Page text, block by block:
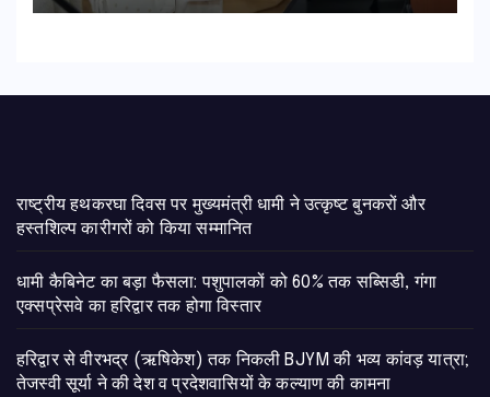
राष्ट्रीय हथकरघा दिवस पर मुख्यमंत्री धामी ने उत्कृष्ट बुनकरों और
हस्तशिल्प कारीगरों को किया सम्मानित
​धामी कैबिनेट का बड़ा फैसला: पशुपालकों को 60% तक सब्सिडी, गंगा
एक्सप्रेसवे का हरिद्वार तक होगा विस्तार
​हरिद्वार से वीरभद्र (ऋषिकेश) तक निकली BJYM की भव्य कांवड़ यात्रा;
तेजस्वी सूर्या ने की देश व प्रदेशवासियों के कल्याण की कामना